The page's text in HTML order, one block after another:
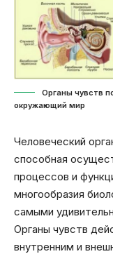
Органы чувств
окружающий мир
Человеческий
способная
процессов и
многообразия
самыми
Органы чувств
внутренним и